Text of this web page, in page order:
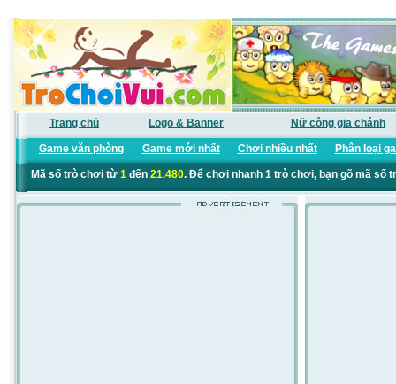
Trang chủ Logo & Banner Nữ công gia chánh
Game văn phòng Game mới nhất Chơi nhiều nhất Phân loại
Mã số trò chơi từ 1đến 21.480. Để chơi nhanh 1 trò chơi, bạn gõ mã số